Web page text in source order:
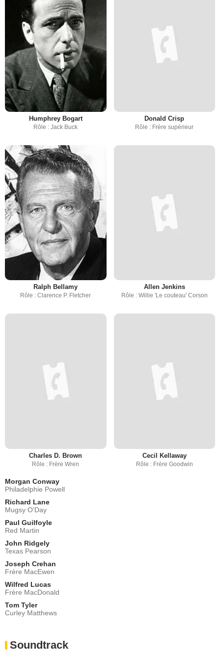
Humphrey Bogart
Rôle : Jack Buck
Donald Crisp
Rôle : Frère supérieur
Ralph Bellamy
Rôle : Clarence P. Fletcher
Allen Jenkins
Rôle : Willie 'Le couteau' Corson
Charles D. Brown
Rôle : Frère Wren
Cecil Kellaway
Rôle : Frère Goodwin
Morgan Conway
Philadelphie Powell
Richard Lane
Mugsy O'Day
Paul Guilfoyle
Red Martin
John Ridgely
Texas Pearson
Joseph Crehan
Frère MacEwen
Wilfred Lucas
Frère MacDonald
Tom Tyler
Curley Matthews
Soundtrack